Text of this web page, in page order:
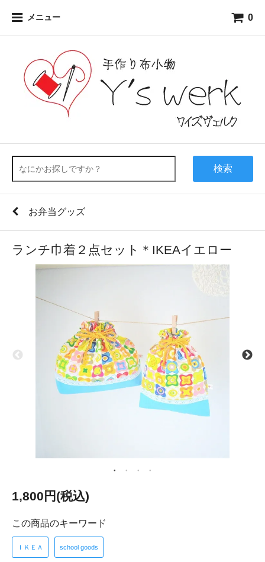
メニュー 0
検索
お弁当グッズ
ランチ巾着２点セット＊IKEAイエロー
1,800円(税込)
この商品のキーワード
ＩＫＥＡ school goods